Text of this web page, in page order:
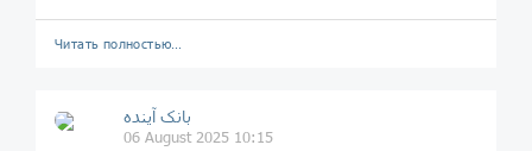
Читать полностью…
بانک آینده
06 August 2025 10:15